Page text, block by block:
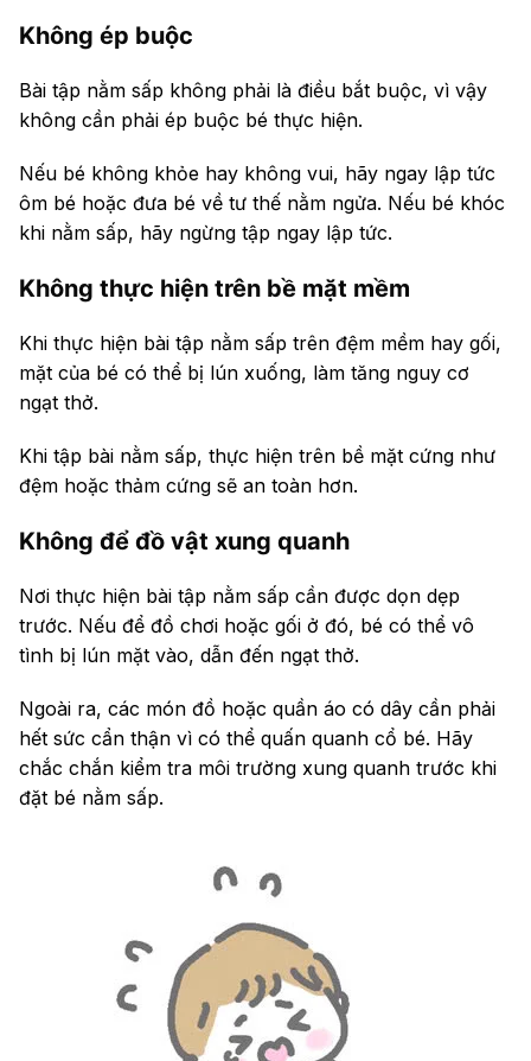
Không ép buộc
Bài tập nằm sấp không phải là điều bắt buộc, vì vậy
không cần phải ép buộc bé thực hiện.
Nếu bé không khỏe hay không vui, hãy ngay lập tức
ôm bé hoặc đưa bé về tư thế nằm ngửa. Nếu bé khóc
khi nằm sấp, hãy ngừng tập ngay lập tức.
Không thực hiện trên bề mặt mềm
Khi thực hiện bài tập nằm sấp trên đệm mềm hay gối,
mặt của bé có thể bị lún xuống, làm tăng nguy cơ
ngạt thở.
Khi tập bài nằm sấp, thực hiện trên bề mặt cứng như
đệm hoặc thảm cứng sẽ an toàn hơn.
Không để đồ vật xung quanh
Nơi thực hiện bài tập nằm sấp cần được dọn dẹp
trước. Nếu để đồ chơi hoặc gối ở đó, bé có thể vô
tình bị lún mặt vào, dẫn đến ngạt thở.
Ngoài ra, các món đồ hoặc quần áo có dây cần phải
hết sức cẩn thận vì có thể quấn quanh cổ bé. Hãy
chắc chắn kiểm tra môi trường xung quanh trước khi
đặt bé nằm sấp.